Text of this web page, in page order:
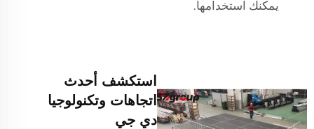
يمكنك استخدامها.
استكشف أحدث
اتجاهات وتكنولوجيا
دي جي